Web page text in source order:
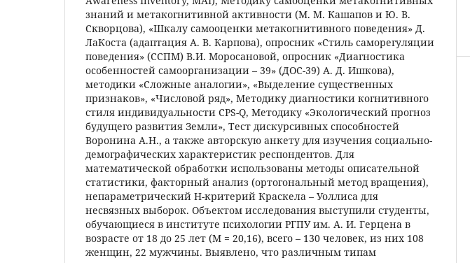
знаний и метакогнитивной активности (М. М. Кашапов и Ю. В.
Скворцова), «Шкалу самооценки метакогнитивного поведения» Д.
ЛаКоста (адаптация А. В. Карпова), опросник «Стиль саморегуляции
поведения» (ССПМ) В.И. Моросановой, опросник «Диагностика
особенностей самоорганизации – 39» (ДОС-39) А. Д. Ишкова),
методики «Сложные аналогии», «Выделение существенных
признаков», «Числовой ряд», Методику диагностики когнитивного
стиля индивидуальности CPS-Q, Методику «Экологический прогноз
будущего развития Земли», Тест дискурсивных способностей
Воронина А.Н., а также авторскую анкету для изучения социально-
демографических характеристик респондентов. Для
математической обработки использованы методы описательной
статистики, факторный анализ (ортогональный метод вращения),
непараметрический H-критерий Краскела – Уоллиса для
несвязных выборок. Объектом исследования выступили студенты,
обучающиеся в институте психологии РГПУ им. А. И. Герцена в
возрасте от 18 до 25 лет (M = 20,16), всего – 130 человек, из них 108
женщин, 22 мужчины. Выявлено, что различным типам